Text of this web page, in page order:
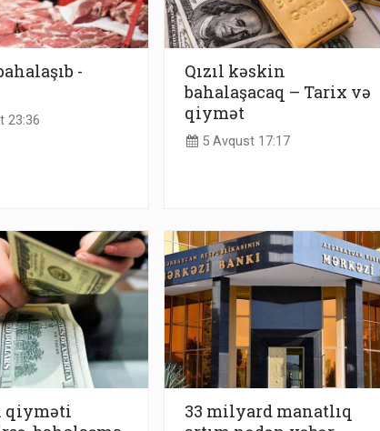
-
23:36
Qızıl kəskin
bahalaşacaq – Tarix və
qiymət
5 Avqust 17:17
qiyməti
33 milyard manatlıq